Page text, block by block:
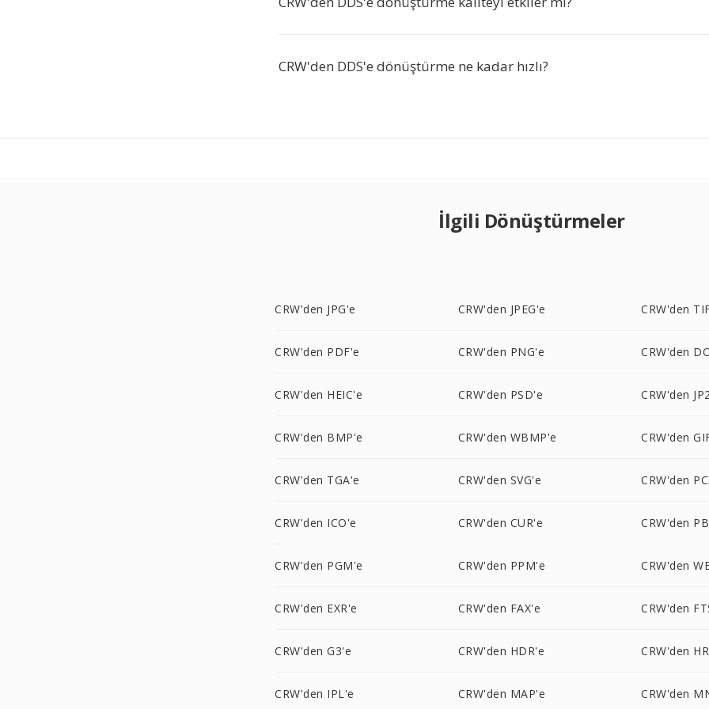
CRW'den DDS'e dönüştürme ne kadar hızlı?
İlgili Dönüştürmeler
CRW'den JPG'e CRW'den JPEG'e CRW'den
CRW'den PDF'e CRW'den PNG'e CRW'den
CRW'den HEIC'e CRW'den PSD'e CRW'den
CRW'den BMP'e CRW'den WBMP'e CRW'den
CRW'den TGA'e CRW'den SVG'e CRW'den
CRW'den ICO'e CRW'den CUR'e CRW'den
CRW'den PGM'e CRW'den PPM'e CRW'den
CRW'den EXR'e CRW'den FAX'e CRW'den
CRW'den G3'e CRW'den HDR'e CRW'den
CRW'den IPL'e CRW'den MAP'e CRW'den